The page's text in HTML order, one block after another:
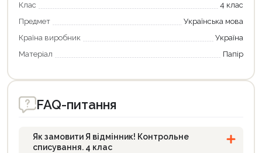
Клас
4 клас
Предмет
Українська мова
Країна виробник
Україна
Матеріал
Папір
FAQ-питання
Як замовити Я відмінник! Контрольне
списування. 4 клас